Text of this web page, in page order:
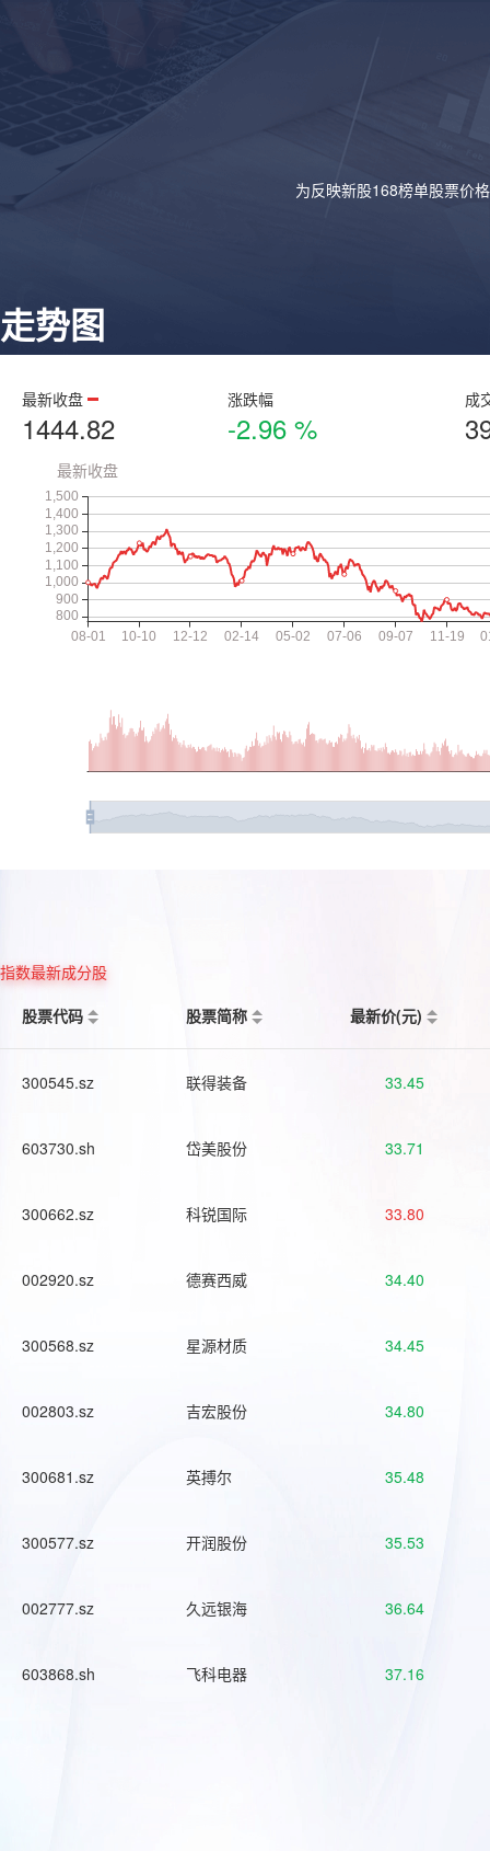
为反映新股168榜单股票价
走势图
最新收盘
1444.82
涨跌幅
-2.96 %
成
指数最新成分股
股票代码
股票简称 最新价(元)
300545.sz 联得装备 33.45
603730.sh 岱美股份 33.71
300662.sz 科锐国际 33.80
002920.sz 德赛西威 34.40
300568.sz 星源材质 34.45
002803.sz 吉宏股份 34.80
300681.sz 英搏尔 35.48
300577.sz 开润股份 35.53
002777.sz 久远银海 36.64
603868.sh 飞科电器 37.16